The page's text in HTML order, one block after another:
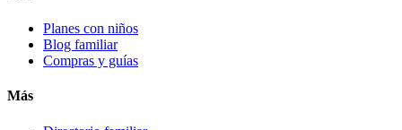
Planes con niños
Blog familiar
Compras y guías
Más